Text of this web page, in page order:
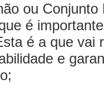
ou
é
é a que vai
e